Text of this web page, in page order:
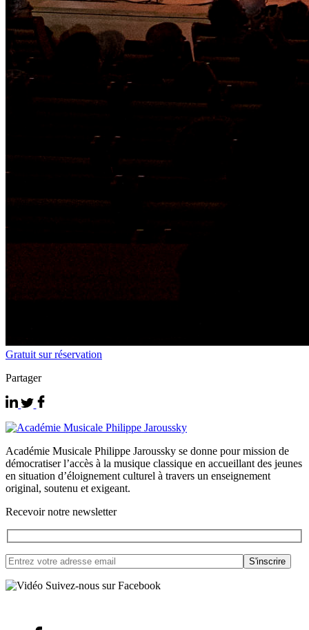
Gratuit sur réservation
Partager
Académie Musicale Philippe Jaroussky se donne pour mission de
démocratiser l’accès à la musique classique en accueillant des jeunes
en situation d’éloignement culturel à travers un enseignement
original, soutenu et exigeant.
Recevoir notre newsletter
Suivez-nous sur Facebook